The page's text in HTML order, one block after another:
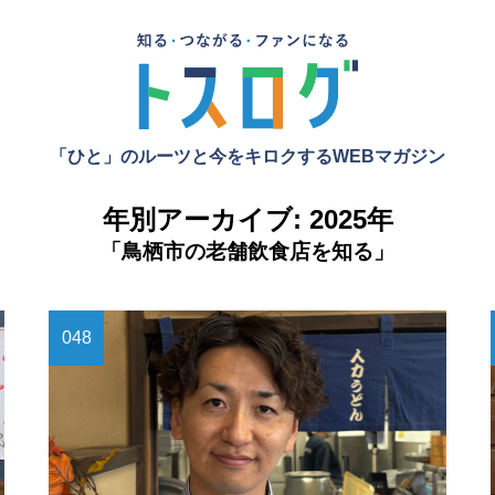
「ひと」のルーツと今をキロクするWEBマガジン
年別アーカイブ: 2025年
「鳥栖市の老舗飲食店を知る」
048